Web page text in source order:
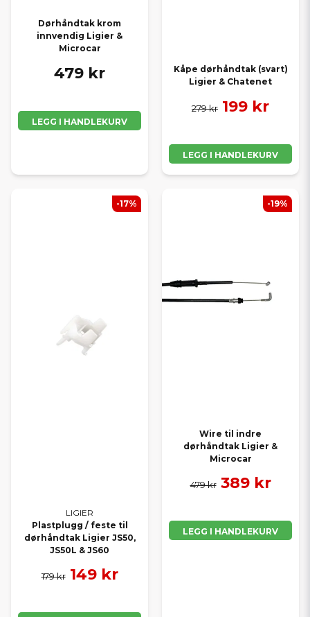
Dørhåndtak krom
innvendig Ligier &
Microcar
479 kr
LEGG I HANDLEKURV
Kåpe dørhåndtak (svart)
Ligier & Chatenet
279 kr 199 kr
LEGG I HANDLEKURV
LIGIER
Plastplugg / feste til
dørhåndtak Ligier JS50,
JS50L & JS60
179 kr 149 kr
-17%
Wire til indre
dørhåndtak Ligier &
Microcar
479 kr 389 kr
LEGG I HANDLEKURV
-19%